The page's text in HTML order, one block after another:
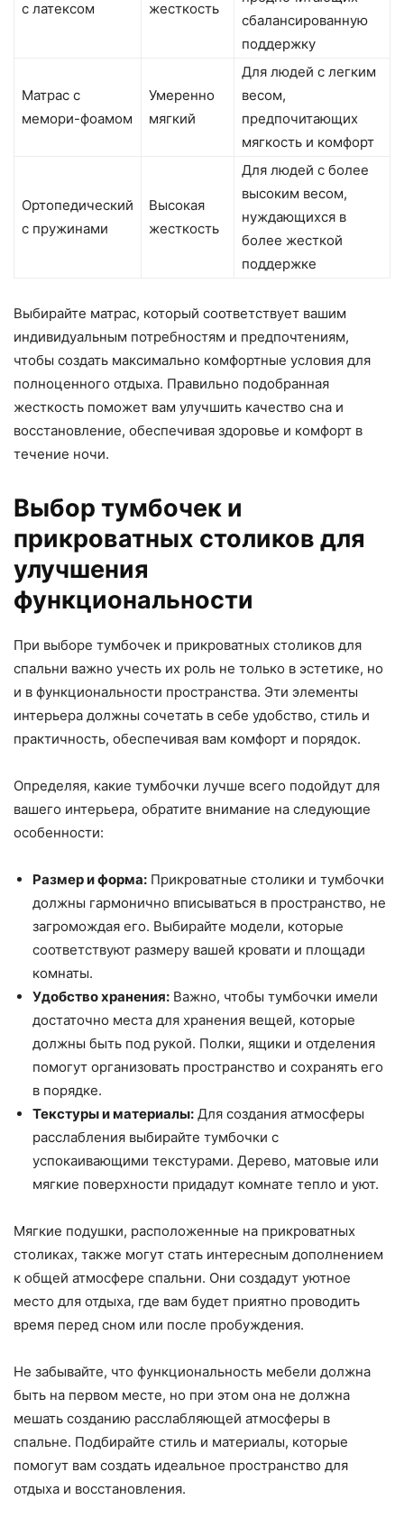
с латексом жесткость
сбалансированную
поддержку
Матрас с
мемори-фоамом
Умеренно
мягкий
Для людей с легким
весом,
предпочитающих
мягкость и комфорт
Ортопедический
с пружинами
Высокая
жесткость
Для людей с более
высоким весом,
нуждающихся в
более жесткой
поддержке
Выбирайте матрас, который соответствует вашим
индивидуальным потребностям и предпочтениям,
чтобы создать максимально комфортные условия для
полноценного отдыха. Правильно подобранная
жесткость поможет вам улучшить качество сна и
восстановление, обеспечивая здоровье и комфорт в
течение ночи.
Выбор тумбочек и
прикроватных столиков для
улучшения
функциональности
При выборе тумбочек и прикроватных столиков для
спальни важно учесть их роль не только в эстетике, но
и в функциональности пространства. Эти элементы
интерьера должны сочетать в себе удобство, стиль и
практичность, обеспечивая вам комфорт и порядок.
Определяя, какие тумбочки лучше всего подойдут для
вашего интерьера, обратите внимание на следующие
особенности:
Размер и форма: Прикроватные столики и тумбочки
должны гармонично вписываться в пространство, не
загромождая его. Выбирайте модели, которые
соответствуют размеру вашей кровати и площади
комнаты.
Удобство хранения: Важно, чтобы тумбочки имели
достаточно места для хранения вещей, которые
должны быть под рукой. Полки, ящики и отделения
помогут организовать пространство и сохранять его
в порядке.
Текстуры и материалы: Для создания атмосферы
расслабления выбирайте тумбочки с
успокаивающими текстурами. Дерево, матовые или
мягкие поверхности придадут комнате тепло и уют.
Мягкие подушки, расположенные на прикроватных
столиках, также могут стать интересным дополнением
к общей атмосфере спальни. Они создадут уютное
место для отдыха, где вам будет приятно проводить
время перед сном или после пробуждения.
Не забывайте, что функциональность мебели должна
быть на первом месте, но при этом она не должна
мешать созданию расслабляющей атмосферы в
спальне. Подбирайте стиль и материалы, которые
помогут вам создать идеальное пространство для
отдыха и восстановления.